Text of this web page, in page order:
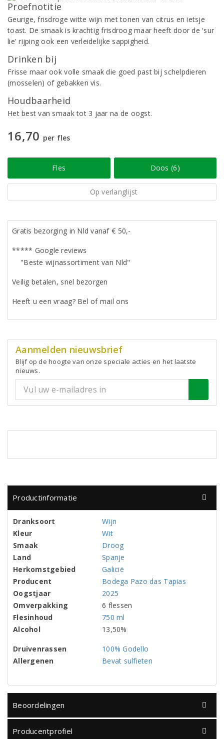
Proefnotitie
Geurige, frisdroge witte wijn met tonen van citrus en ietsje
toast. De smaak is krachtig frisdroog maar heeft door de 'sur
lie' rijping ook een verleidelijke sappigheid.
Drinken bij
Frisse maar ook volle smaak die goed past bij schelpdieren
(mosselen) of gebakken vis.
Houdbaarheid
Het best van smaak tot 3 jaar na de oogst.
16,70 per fles
Fles Doos (6)
Op verlanglijst
Gratis bezorging in Nld vanaf € 50,-
***** Google reviews
"Beste wijnassortiment van Nld"
Veilig betalen, snel bezorgen
Heeft u een vraag? Bel of mail ons
Aanmelden nieuwsbrief
Blijf op de hoogte van onze speciale acties en het laatste
nieuws.
Productinformatie
Dranksoort
Wijn
Kleur
Wit
Smaak
Droog
Land
Spanje
Herkomstgebied
Galicië
Producent
Bodega Pazo das Tapias
Oogstjaar
2025
Omverpakking
6 flessen
Flesinhoud
750 ml
Alcohol
13,50%
Druivenrassen
100% Godello
Allergenen
Bevat sulfieten
Beoordelingen
Producentprofiel